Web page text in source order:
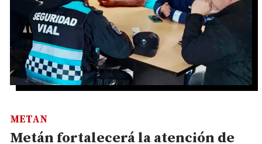
Metán fortalecerá la atención de
METAN